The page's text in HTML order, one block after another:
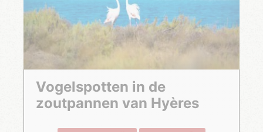
Vogelspotten in de
zoutpannen van Hyères